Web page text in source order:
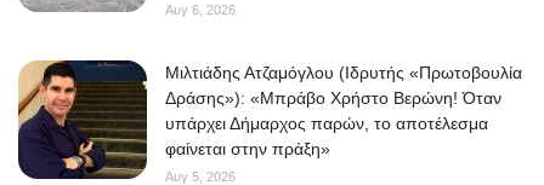
Αυγ 6, 2026
Μιλτιάδης Ατζαμόγλου (Ιδρυτής «Πρωτοβουλία
Δράσης»): «Μπράβο Χρήστο Βερώνη! Όταν
υπάρχει Δήμαρχος παρών, το αποτέλεσμα
φαίνεται στην πράξη»
Αυγ 5, 2026